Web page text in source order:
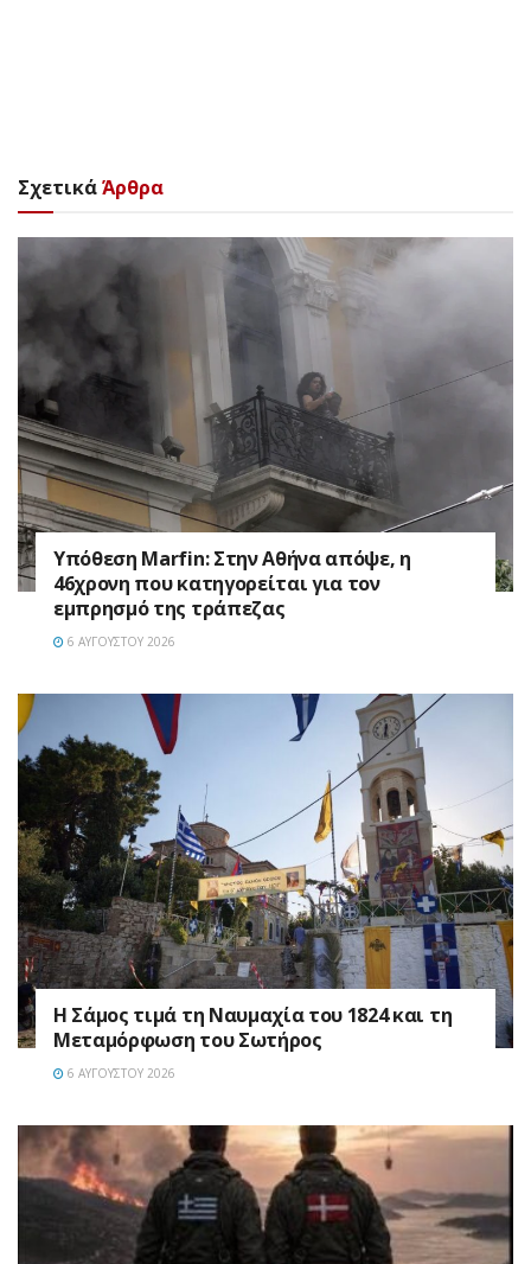
ΣχετικάΆρθρα
Υπόθεση Marfin: Στην Αθήνα απόψε, η
46χρονη που κατηγορείται για τον
εμπρησμό της τράπεζας
6 ΑΥΓΟΎΣΤΟΥ 2026
Η Σάμος τιμά τη Ναυμαχία του 1824 και τη
Μεταμόρφωση του Σωτήρος
6 ΑΥΓΟΎΣΤΟΥ 2026